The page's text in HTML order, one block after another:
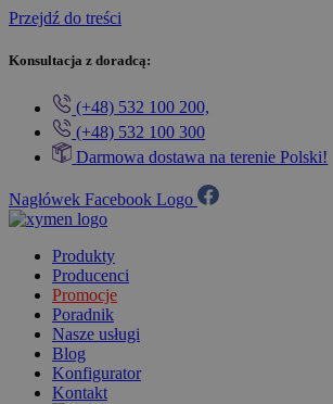
Przejdź do treści
Konsultacja z doradcą:
(+48) 532 100 200,
(+48) 532 100 300
Darmowa dostawa na terenie Polski!
Nagłówek Facebook Logo
Produkty
Producenci
Promocje
Poradnik
Nasze usługi
Blog
Konfigurator
Kontakt